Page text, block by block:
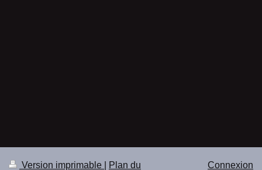
Version imprimable Plan du Connexion